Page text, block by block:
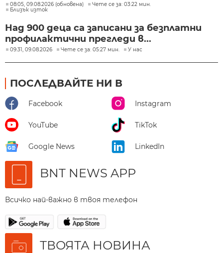
08:05, 09.08.2026 (обновена)
Чете се за: 03:22 мин.
Близък изток
Над 900 деца са записани за безплатни
профилактични прегледи в...
09:31, 09.08.2026 Чете се за: 05:27 мин. У нас
ПОСЛЕДВАЙТЕ НИ В
Facebook Instagram
YouTube TikTok
Google News LinkedIn
BNT NEWS APP
Всичко най-важно в твоя телефон
ТВОЯТА НОВИНА